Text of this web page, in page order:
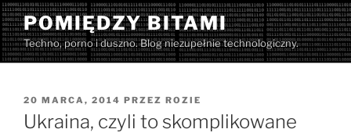
Przejdź
do
treści
POMIĘDZY BITAMI
Techno, porno i duszno. Blog niezupełnie technologiczny.
OPUBLIKOWANE
W
20 MARCA, 2014 PRZEZ ROZIE
Ukraina, czyli to skomplikowane